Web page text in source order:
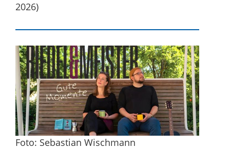
2026)
Foto: Sebastian Wischmann